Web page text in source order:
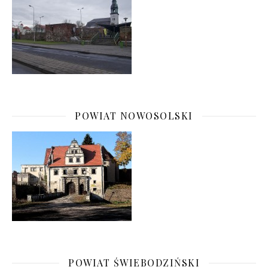
POWIAT NOWOSOLSKI
POWIAT ŚWIEBODZIŃSKI